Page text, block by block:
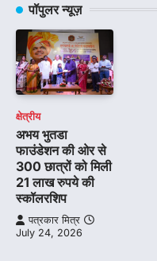
पॉपुलर न्यूज़
क्षेत्रीय
अभय भुतडा
फाउंडेशन की ओर से
300 छात्रों को मिली
21 लाख रुपये की
स्कॉलरशिप
पत्रकार मित्र
July 24, 2026